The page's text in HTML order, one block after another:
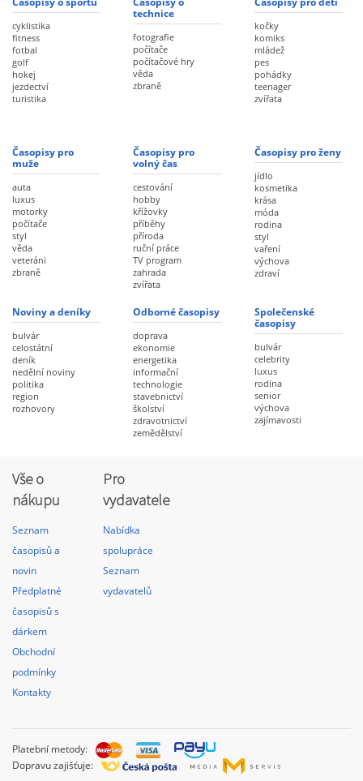
cyklistika
fitness
fotbal
golf
hokej
jezdectví
turistika
technice
fotografie
počítače
počítačové hry
věda
zbraně
kočky
komiks
mládež
pes
pohádky
teenager
zvířata
Časopisy pro
muže
auta
luxus
motorky
počítače
styl
věda
veteráni
zbraně
Časopisy pro
volný čas
cestování
hobby
křížovky
příběhy
příroda
ruční práce
TV program
zahrada
zvířata
Časopisy pro ženy
jídlo
kosmetika
krása
móda
rodina
styl
vaření
výchova
zdraví
Noviny a deníky
bulvár
celostátní
deník
nedělní noviny
politika
region
rozhovory
Odborné časopisy
doprava
ekonomie
energetika
informační
technologie
stavebnictví
školství
zdravotnictví
zemědělství
Společenské
časopisy
bulvár
celebrity
luxus
rodina
senior
výchova
zajímavosti
Vše o
nákupu
Seznam
časopisů a
novin
Předplatné
časopisů s
dárkem
Obchodní
podmínky
Kontakty
Pro
vydavatele
Nabídka
spolupráce
Seznam
vydavatelů
Platební metody:
Dopravu zajišťuje: